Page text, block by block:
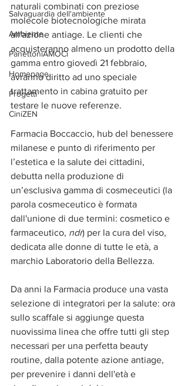
Salvaguardia dell'ambiente
Ambiente
PanettoniAMOCi
Homepage
Progetti
CiniZEN
naturali combinati con preziose
molecole biotecnologiche mirata
all'azione antiage. Le clienti che
acquisteranno almeno un prodotto della
gamma entro giovedì 21 febbraio,
avranno diritto ad uno speciale
trattamento in cabina gratuito per
testare le nuove referenze.
Farmacia Boccaccio, hub del benessere
milanese e punto di riferimento per
l’estetica e la salute dei cittadini,
debutta nella produzione di
un’esclusiva gamma di cosmeceutici (la
parola cosmeceutico è formata
dall'unione di due termini: cosmetico e
farmaceutico, ndr) per la cura del viso,
dedicata alle donne di tutte le età, a
marchio Laboratorio della Bellezza.
Da anni la Farmacia produce una vasta
selezione di integratori per la salute: ora
sullo scaffale si aggiunge questa
nuovissima linea che offre tutti gli step
necessari per una perfetta beauty
routine, dalla potente azione antiage,
per prevenire i danni dell'età e